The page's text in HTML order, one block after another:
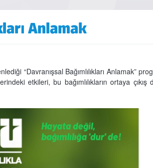
Anlamak
“Davranışsal Bağımlılıkları Anlamak”
etkileri, bu bağımlılıkların ortaya